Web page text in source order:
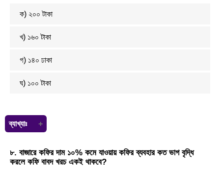
ক) ২০০ টাকা
খ) ১৬০ টাকা
গ) ১৪০ ঢাকা
ঘ) ১০০ টাকা
ব্যাখ্যাঃ
কাগজের মূল্য = ক – ৪০ টাকা
প্রশ্নমতে,
৮. বাজারে কফির দাম ১০% কমে যাওয়ায় কফির ব্যবহার কত ভাগ বৃদ্ধি
করলে কফি বাবদ খরচ একই থাকবে?